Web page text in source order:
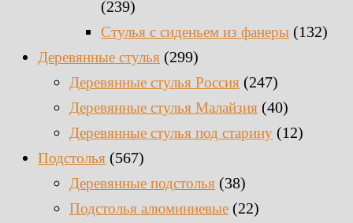
(239)
Стулья с сиденьем из фанеры (132)
Деревянные стулья (299)
Деревянные стулья Россия (247)
Деревянные стулья Малайзия (40)
Деревянные стулья под старину (12)
Подстолья (567)
Деревянные подстолья (38)
Подстолья алюминиевые (22)